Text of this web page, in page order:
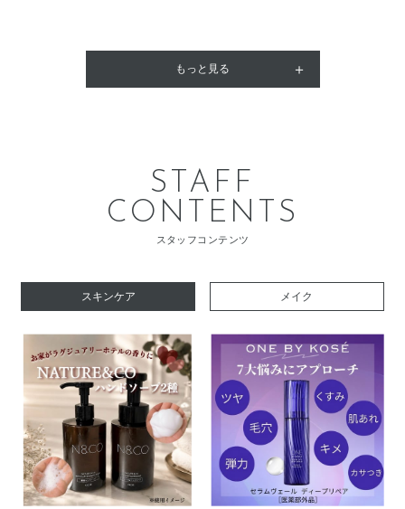
もっと見る
STAFF
CONTENTS
スタッフコンテンツ
スキンケア メイク